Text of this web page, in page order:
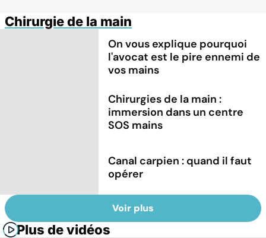
Chirurgie de la main
On vous explique pourquoi
l'avocat est le pire ennemi de
vos mains
Chirurgies de la main :
immersion dans un centre
SOS mains
Canal carpien : quand il faut
opérer
Voir plus
Plus de vidéos